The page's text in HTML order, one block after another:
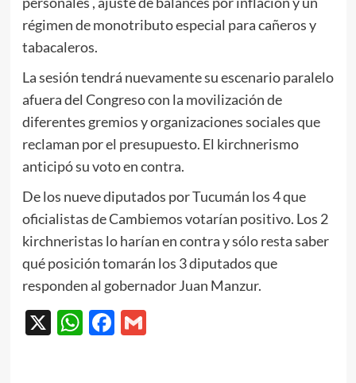
régimen de monotributo especial para cañeros y
tabacaleros.
La sesión tendrá nuevamente su escenario paralelo
afuera del Congreso con la movilización de
diferentes gremios y organizaciones sociales que
reclaman por el presupuesto. El kirchnerismo
anticipó su voto en contra.
De los nueve diputados por Tucumán los 4 que
oficialistas de Cambiemos votarían positivo. Los 2
kirchneristas lo harían en contra y sólo resta saber
qué posición tomarán los 3 diputados que
responden al gobernador Juan Manzur.
X WhatsApp
Facebook
Gmail